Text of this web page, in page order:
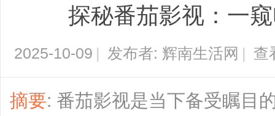
探秘番茄影视：一
2025-10-09 | 发布者: 辉南生活网 | 查
摘要: 番茄影视是当下备受瞩目